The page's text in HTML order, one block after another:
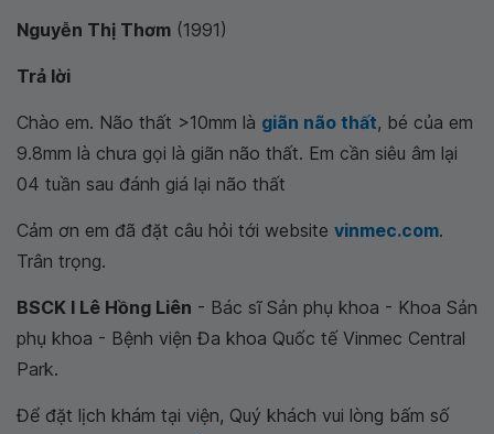
Nguyễn Thị Thơm (1991)
Trả lời
Chào em. Não thất >10mm là giãn não thất, bé của em
9.8mm là chưa gọi là giãn não thất. Em cần siêu âm lại
04 tuần sau đánh giá lại não thất
Cảm ơn em đã đặt câu hỏi tới website vinmec.com.
Trân trọng.
BSCK I Lê Hồng Liên - Bác sĩ Sản phụ khoa - Khoa Sản
phụ khoa - Bệnh viện Đa khoa Quốc tế Vinmec Central
Park.
Để đặt lịch khám tại viện, Quý khách vui lòng bấm số